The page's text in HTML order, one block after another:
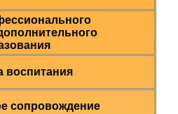
воспитания
сопровождение